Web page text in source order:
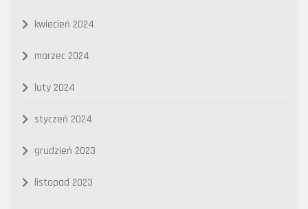
kwiecień 2024
marzec 2024
luty 2024
styczeń 2024
grudzień 2023
listopad 2023